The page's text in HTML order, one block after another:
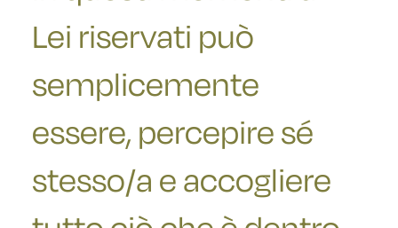
Lei riservati può
semplicemente
essere, percepire sé
stesso/a e accogliere